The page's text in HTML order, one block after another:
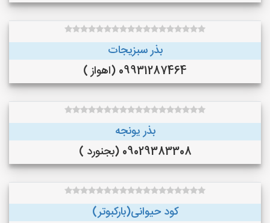
بذر سبزیجات
09931287464 (اهواز )
بذر یونجه
09029383308 (بجنورد )
کود حیوانی(بارکبوتر)